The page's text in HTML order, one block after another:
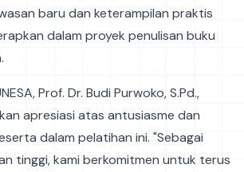
baru dan keterampilan praktis
dalam proyek penulisan buku
Prof. Dr. Budi Purwoko, S.Pd.,
apresiasi atas antusiasme dan
dalam pelatihan ini. "Sebagai
tinggi, kami berkomitmen untuk terus